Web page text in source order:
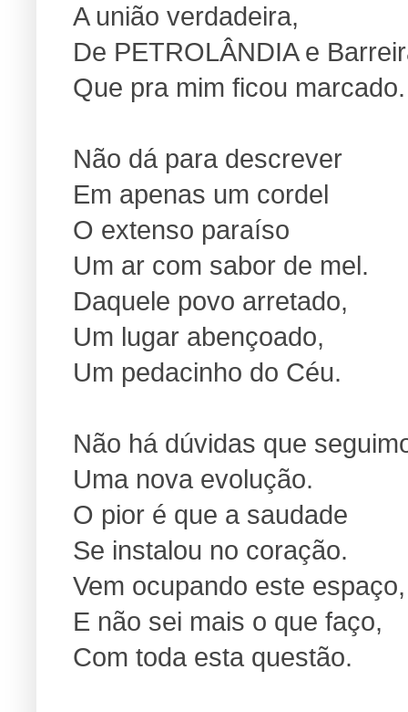
A união verdadeira,
De PETROLÂNDIA e
Que pra mim ficou marcado.
Não dá para descrever
Em apenas um cordel
O extenso paraíso
Um ar com sabor de mel.
Daquele povo arretado,
Um lugar abençoado,
Um pedacinho do Céu.
Não há dúvidas que
Uma nova evolução.
O pior é que a saudade
Se instalou no coração.
Vem ocupando este espaço,
E não sei mais o que faço,
Com toda esta questão.